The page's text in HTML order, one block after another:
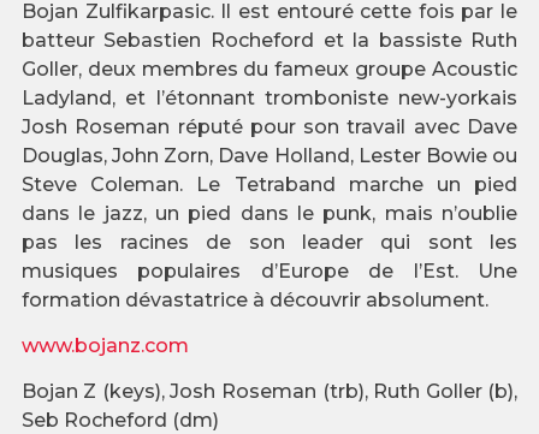
Bojan Zulfikarpasic. Il est entouré cette fois par le
batteur Sebastien Rocheford et la bassiste Ruth
Goller, deux membres du fameux groupe Acoustic
Ladyland, et l’étonnant tromboniste new-yorkais
Josh Roseman réputé pour son travail avec Dave
Douglas, John Zorn, Dave Holland, Lester Bowie ou
Steve Coleman. Le Tetraband marche un pied
dans le jazz, un pied dans le punk, mais n’oublie
pas les racines de son leader qui sont les
musiques populaires d’Europe de l’Est. Une
formation dévastatrice à découvrir absolument.
www.bojanz.com
Bojan Z (keys), Josh Roseman (trb), Ruth Goller (b),
Seb Rocheford (dm)